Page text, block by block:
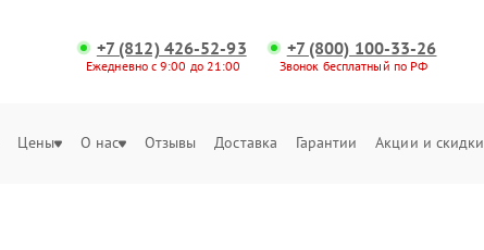
+7 (812) 426-52-93
Ежедневно с 9:00 до 21:00
+7 (800) 100-33-26
Звонок бесплатный по РФ
Цены О нас Отзывы Доставка Гарантии Акции и скидки